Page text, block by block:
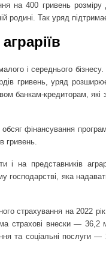
на 400 гривень
родині. Так уряд
і середнього
гривень, уряд
банкам-кредиторам,
фінансування
гривень.
і на представників
господарстві, яка
страхування на 2022
страхові внески —
та соціальні